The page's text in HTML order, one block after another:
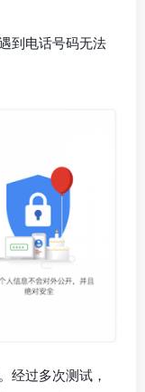
到电话号码无法
经过多次测试，